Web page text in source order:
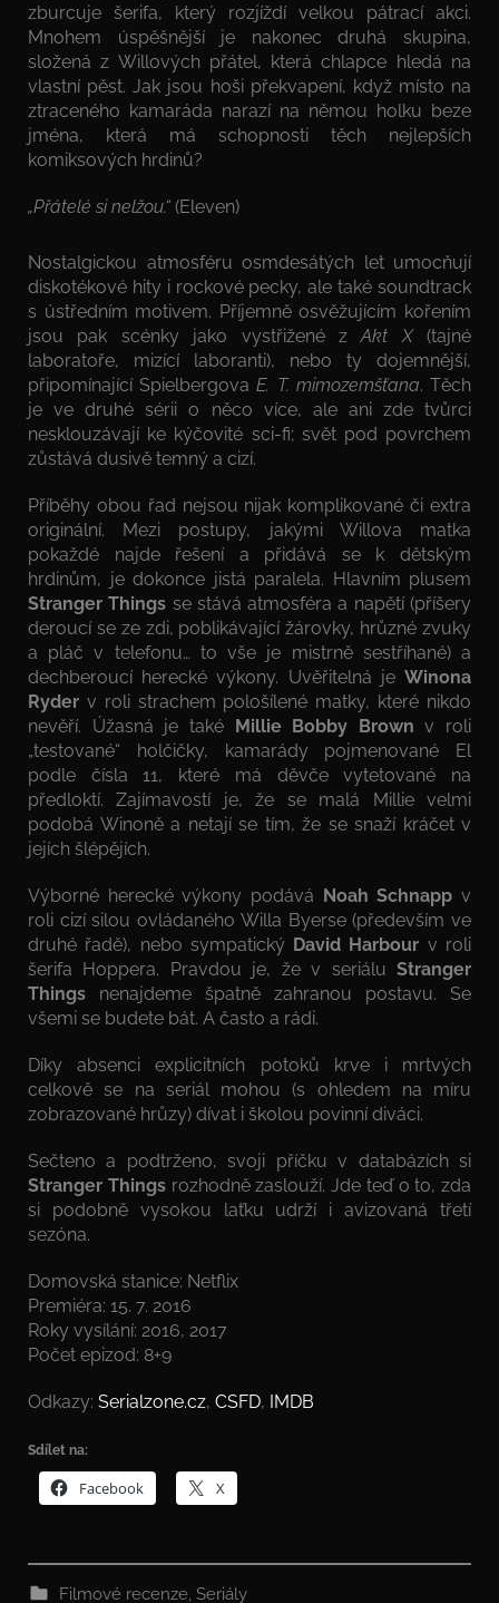
zburcuje šerifa, který rozjíždí velkou pátrací akci.
Mnohem úspěšnější je nakonec druhá skupina,
složená z Willových přátel, která chlapce hledá na
vlastní pěst. Jak jsou hoši překvapení, když místo na
ztraceného kamaráda narazí na němou holku beze
jména, která má schopnosti těch nejlepších
komiksových hrdinů?
„Přátelé si nelžou.“ (Eleven)
Nostalgickou atmosféru osmdesátých let umocňují
diskotékové hity i rockové pecky, ale také soundtrack
s ústředním motivem. Příjemně osvěžujícím kořením
jsou pak scénky jako vystřižené zAkt X(tajné
laboratoře, mizící laboranti), nebo ty dojemnější,
připomínající SpielbergovaE. T. mimozemšťana. Těch
je ve druhé sérii o něco více, ale ani zde tvůrci
nesklouzávají ke kýčovité sci-fi; svět pod povrchem
zůstává dusivě temný a cizí.
Příběhy obou řad nejsou nijak komplikované či extra
originální. Mezi postupy, jakými Willova matka
pokaždé najde řešení a přidává se k dětským
hrdinům, je dokonce jistá paralela. Hlavním plusem
Stranger Things se stává atmosféra a napětí (příšery
deroucí se ze zdi, poblikávající žárovky, hrůzné zvuky
a pláč v telefonu… to vše je mistrně sestříhané) a
dechberoucí herecké výkony. Uvěřitelná je Winona
Ryder v roli strachem pološílené matky, které nikdo
nevěří. Úžasná je také Millie Bobby Brown v roli
„testované“ holčičky, kamarády pojmenované El
podle čísla 11, které má děvče vytetované na
předloktí. Zajímavostí je, že se malá Millie velmi
podobá Winoně a netají se tím, že se snaží kráčet v
jejích šlépějích.
Výborné herecké výkony podává Noah Schnapp v
roli cizí silou ovládaného Willa Byerse (především ve
druhé řadě), nebo sympatický David Harbour v roli
šerifa Hoppera. Pravdou je, že v seriálu Stranger
Things nenajdeme špatně zahranou postavu. Se
všemi se budete bát. A často a rádi.
Díky absenci explicitních potoků krve i mrtvých
celkově se na seriál mohou (s ohledem na míru
zobrazované hrůzy) dívat i školou povinní diváci.
Sečteno a podtrženo, svoji příčku v databázích si
Stranger Thingsrozhodně zaslouží. Jde teď o to, zda
si podobně vysokou laťku udrží i avizovaná třetí
sezóna.
Domovská stanice: Netflix
Premiéra: 15. 7. 2016
Roky vysílání: 2016, 2017
Počet epizod: 8+9
Odkazy: Serialzone.cz, CSFD, IMDB
Sdílet na:
Facebook X
Filmové recenze, Seriály